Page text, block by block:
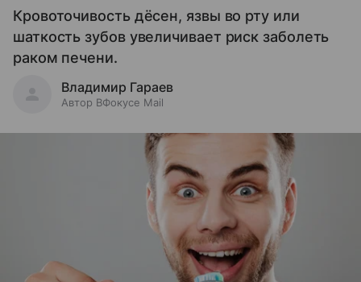
Кровоточивость дёсен, язвы во рту или
шаткость зубов увеличивает риск заболеть
раком печени.
Владимир Гараев
Автор ВФокусе Mail